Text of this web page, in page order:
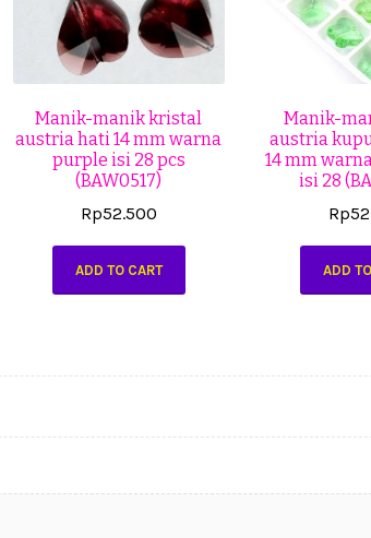
Manik-manik kristal
austria hati 14 mm warna
purple isi 28 pcs
(BAW0517)
Rp52.500
ADD TO CART
Manik-
austria
14 mm
isi 28
Rp
ADD